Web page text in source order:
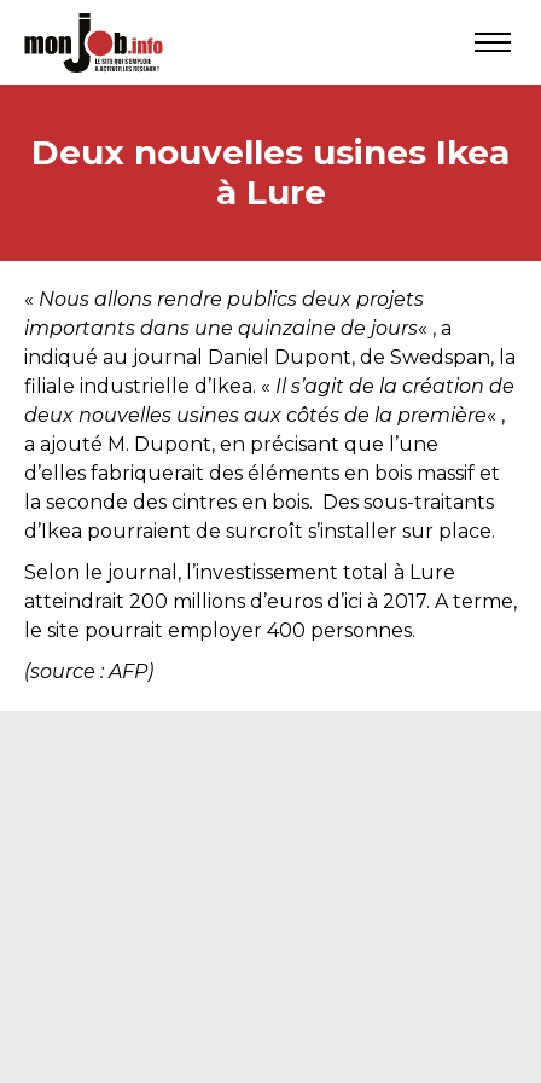
Deux nouvelles usines Ikea
à Lure
« Nous allons rendre publics deux projets
importants dans une quinzaine de jours« , a
indiqué au journal Daniel Dupont, de Swedspan, la
filiale industrielle d’Ikea. « Il s’agit de la création de
deux nouvelles usines aux côtés de la première« ,
a ajouté M. Dupont, en précisant que l’une
d’elles fabriquerait des éléments en bois massif et
la seconde des cintres en bois. Des sous-traitants
d’Ikea pourraient de surcroît s’installer sur place.
Selon le journal, l’investissement total à Lure
atteindrait 200 millions d’euros d’ici à 2017. A terme,
le site pourrait employer 400 personnes.
(source : AFP)